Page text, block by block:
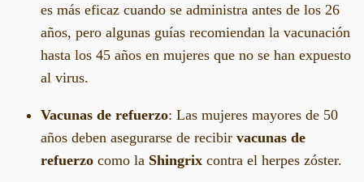
es más eficaz cuando se administra antes de los 26
años, pero algunas guías recomiendan la vacunación
hasta los 45 años en mujeres que no se han expuesto
al virus.
Vacunas de refuerzo: Las mujeres mayores de 50
años deben asegurarse de recibir vacunas de
refuerzo como la Shingrix contra el herpes zóster.